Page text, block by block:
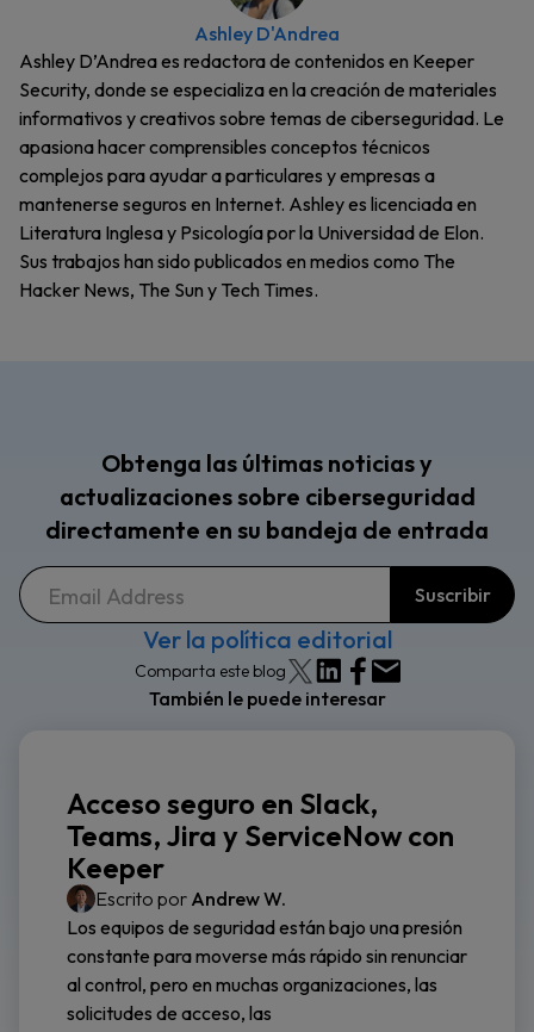
Ashley D'Andrea
Ashley D’Andrea es redactora de contenidos en Keeper
Security, donde se especializa en la creación de materiales
informativos y creativos sobre temas de ciberseguridad. Le
apasiona hacer comprensibles conceptos técnicos
complejos para ayudar a particulares y empresas a
mantenerse seguros en Internet. Ashley es licenciada en
Literatura Inglesa y Psicología por la Universidad de Elon.
Sus trabajos han sido publicados en medios como The
Hacker News, The Sun y Tech Times.
Obtenga las últimas noticias y
actualizaciones sobre ciberseguridad
directamente en su bandeja de entrada
Ver la política editorial
Comparta este blog
También le puede interesar
Acceso seguro en Slack,
Teams, Jira y ServiceNow con
Keeper
Escrito por Andrew W.
Los equipos de seguridad están bajo una presión
constante para moverse más rápido sin renunciar
al control, pero en muchas organizaciones, las
solicitudes de acceso, las